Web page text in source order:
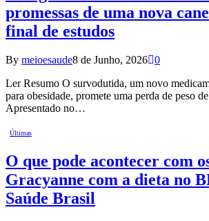
promessas de uma nova
final de estudos
By meioesaude8 de Junho, 2026 0
Ler Resumo O survodutida, um novo
para obesidade, promete uma perda de peso
Apresentado no…
Últimas
O que pode acontecer com
Gracyanne com a dieta no
Saúde Brasil